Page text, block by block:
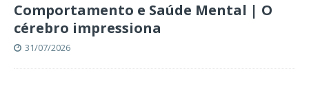
Comportamento e Saúde Mental | O
cérebro impressiona
31/07/2026